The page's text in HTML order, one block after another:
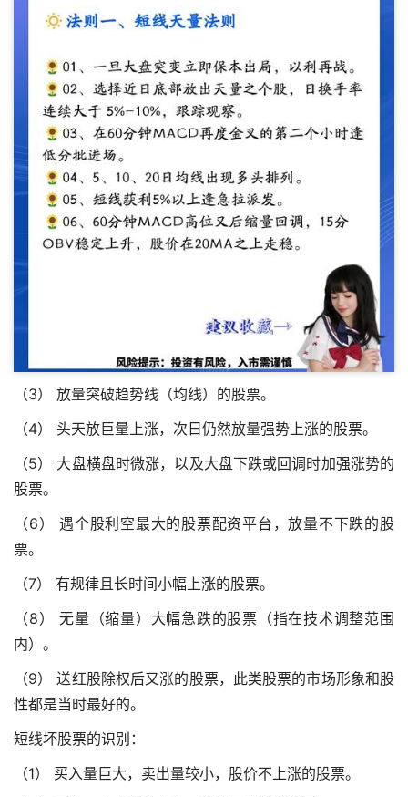
（3） 放量突破趋势线（均线）的股票。
（4） 头天放巨量上涨，次日仍然放量强势上涨的股票。
（5） 大盘横盘时微涨，以及大盘下跌或回调时加强涨势的
股票。
（6） 遇个股利空最大的股票配资平台 ，放量不下跌的股
票。
（7） 有规律且长时间小幅上涨的股票。
（8） 无量（缩量）大幅急跌的股票（指在技术调整范围
内）。
（9） 送红股除权后又涨的股票，此类股票的市场形象和股
性都是当时最好的。
短线坏股票的识别：
（1） 买入量巨大，卖出量较小，股价不上涨的股票。